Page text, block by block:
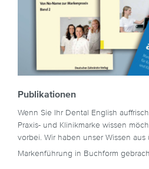
Publikationen
Wenn Sie Ihr Dental English
Praxis- und Klinikmarke wissen
vorbei. Wir haben unser Wissen aus
Markenführung in Buchform